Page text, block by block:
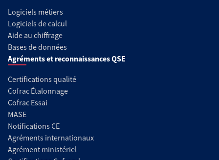
Logiciels métiers
Logiciels de calcul
Aide au chiffrage
Bases de données
Agréments et reconnaissances QSE
Certifications qualité
Cofrac Étalonnage
Cofrac Essai
MASE
Notifications CE
Agréments internationaux
Agrément ministériel